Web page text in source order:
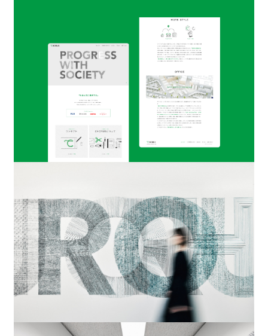
セイタロウデザイングループは、社会における本質的価値
ひとつのストーリーとして紡いでいくための
ンディング・クリエイティブに特化した複合企業体です。
株式会社セイタロウデザイン
事業開発行政連携
プロモーション映像制作デジタルデザイン（UI・UX）
株式会社セイタロウデザイン金沢
建築設計空間デザイン店舗開発
コンテンポラリーアートデザインデザイン経営